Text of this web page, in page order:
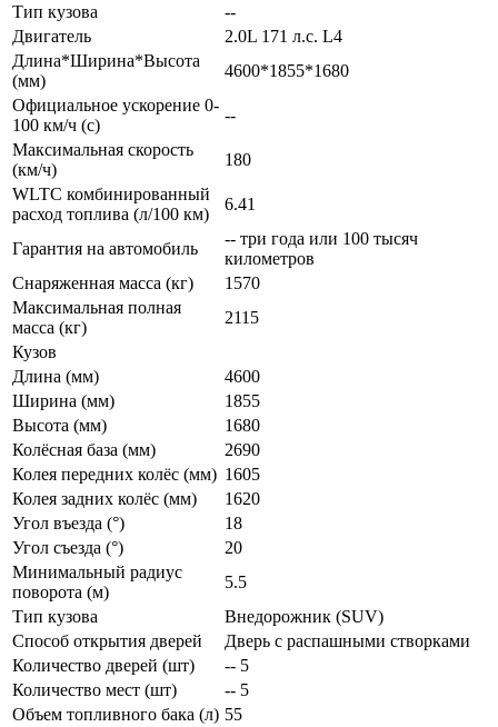
Тип кузова
--
Двигатель
2.0L 171 л.с. L4
Длина*Ширина*Высота
(мм)
4600*1855*1680
Официальное ускорение 0-
100 км/ч (с)
--
Максимальная скорость
(км/ч)
180
WLTC комбинированный
расход топлива (л/100 км)
6.41
Гарантия на автомобиль
-- три года или 100 тысяч
километров
Снаряженная масса (кг)
1570
Максимальная полная
масса (кг)
2115
Кузов
Длина (мм)
4600
Ширина (мм)
1855
Высота (мм)
1680
Колёсная база (мм)
2690
Колея передних колёс (мм) 1605
Колея задних колёс (мм)
1620
Угол въезда (°)
18
Угол съезда (°)
20
Минимальный радиус
поворота (м)
5.5
Тип кузова
Внедорожник (SUV)
Способ открытия дверей
Дверь с распашными створками
Количество дверей (шт)
-- 5
Количество мест (шт)
-- 5
Объем топливного бака (л) 55